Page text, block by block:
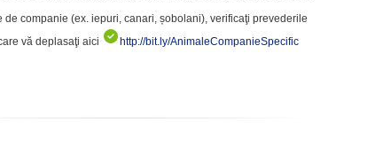
de companie (ex. iepuri, canari, șobolani), verificaţi prevederile
vă deplasaţi aici
http://bit.ly/AnimaleCompanieSpecific